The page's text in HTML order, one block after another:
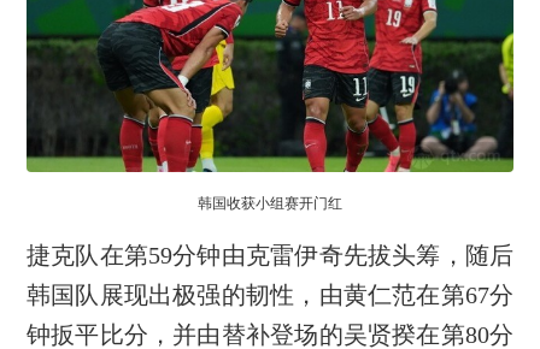
韩国收获小组赛开门红
捷克队在第59分钟由克雷伊奇先拔头筹，随后
韩国队展现出极强的韧性，由黄仁范在第67分
钟扳平比分，并由替补登场的吴贤揆在第80分